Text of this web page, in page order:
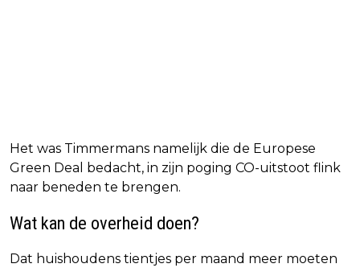
Het was Timmermans namelijk die de Europese
Green Deal bedacht, in zijn poging CO-uitstoot flink
naar beneden te brengen.
Wat kan de overheid doen?
Dat huishoudens tientjes per maand meer moeten